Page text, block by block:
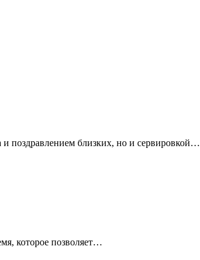
и поздравлением близких, но и сервировкой…
которое позволяет…